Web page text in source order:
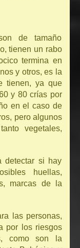
de tamaño
tienen un rabo
termina en
y otros, es la
tienen, ya que
y 80 crías por
en el caso de
pero algunos
vegetales,
detectar si hay
huellas,
marcas de la
las personas,
por los riesgos
como son la